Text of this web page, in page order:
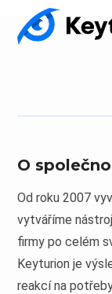
O
Od roku 2007
vytváříme
firmy po celém
Keyturion je
reakcí na